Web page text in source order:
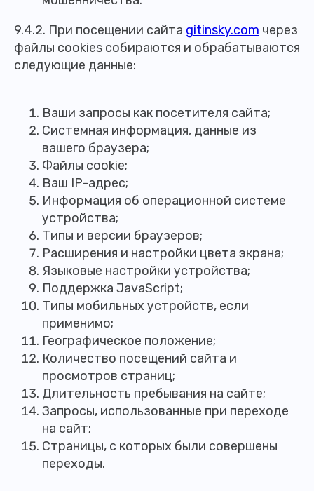
9.4.2. При посещении сайта gitinsky.com через
файлы cookies собираются и обрабатываются
следующие данные:
Ваши запросы как посетителя сайта;
Системная информация, данные из
вашего браузера;
Файлы cookie;
Ваш IP-адрес;
Информация об операционной системе
устройства;
Типы и версии браузеров;
Расширения и настройки цвета экрана;
Языковые настройки устройства;
Поддержка JavaScript;
Типы мобильных устройств, если
применимо;
Географическое положение;
Количество посещений сайта и
просмотров страниц;
Длительность пребывания на сайте;
Запросы, использованные при переходе
на сайт;
Страницы, с которых были совершены
переходы.